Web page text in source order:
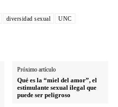
diversidad sexual UNC
Próximo artículo
Qué es la “miel del amor”, el
estimulante sexual ilegal que
puede ser peligroso